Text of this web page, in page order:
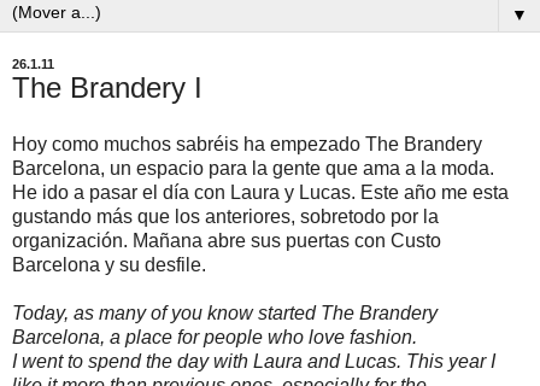
▼
26.1.11
The Brandery I
Hoy como muchos sabréis ha empezado The Brandery
Barcelona, un espacio para la gente que ama a la moda.
He ido a pasar el día con Laura y Lucas. Este año me esta
gustando más que los anteriores, sobretodo por la
organización. Mañana abre sus puertas con Custo
Barcelona y su desfile.
Today, as many of you know started The Brandery
Barcelona, a place for people who love fashion.
I went to spend the day with Laura and Lucas. This year I